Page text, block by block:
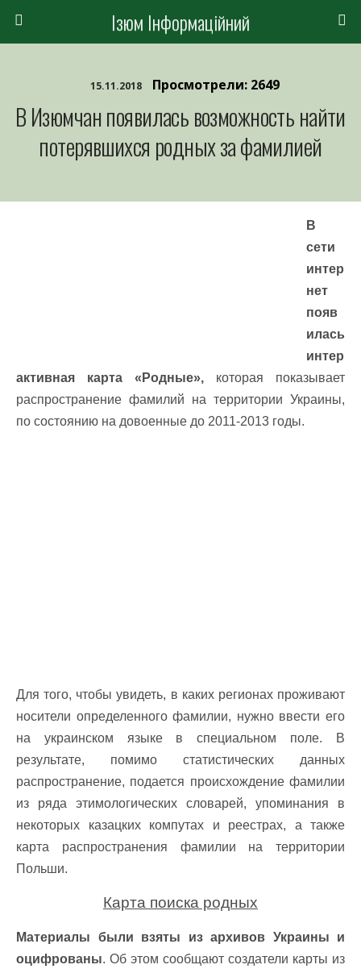
Ізюм Інформаційний
15.11.2018 Просмотрели: 2649
В Изюмчан появилась возможность найти
потерявшихся родных за фамилией
В
сети
интер
нет
появ
илась
интер
активная карта «Родные», которая показывает
распространение фамилий на территории Украины,
по состоянию на довоенные до 2011-2013 годы.
Для того, чтобы увидеть, в каких регионах проживают
носители определенного фамилии, нужно ввести его
на украинском языке в специальном поле. В
результате, помимо статистических данных
распространение, подается происхождение фамилии
из ряда этимологических словарей, упоминания в
некоторых казацких компутах и реестрах, а также
карта распространения фамилии на территории
Польши.
Карта поиска родных
Материалы были взяты из архивов Украины и
оцифрованы. Об этом сообщают создатели карты из